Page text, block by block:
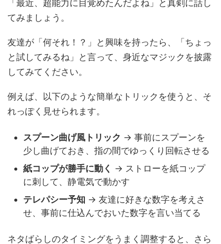
「最近、超能力に目覚めたんだよね」と真剣に話し
てみましょう。
友達が「何それ！？」と興味を持ったら、「ちょっ
と試してみるね」と言って、身近なマジックを披露
してみてください。
例えば、以下のような簡単なトリックを使うと、そ
れっぽく見せられます。
スプーン曲げ風トリック → 事前にスプーンを
少し曲げておき、指の間でゆっくり回転させる
紙コップが勝手に動く → ストローを紙コップ
に刺して、静電気で動かす
テレパシー予知 → 友達に好きな数字を考えさ
せ、事前に仕込んでおいた数字を言い当てる
ネタばらしのタイミングをうまく調整すると、さら